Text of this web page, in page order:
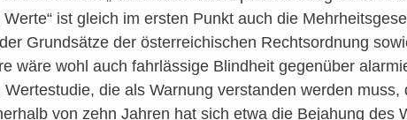
ist gleich im ersten Punkt auch die
Grundsätze der österreichischen Rechtsordnung
wäre wohl auch fahrlässige Blindheit gegenüber
die als Warnung verstanden werden
von zehn Jahren hat sich etwa die Bejahung des